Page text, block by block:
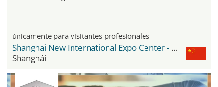
únicamente para visitantes profesionales
Shanghai New International Expo Center - SNIEC
Shanghái